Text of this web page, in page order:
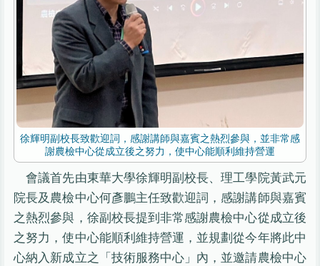
徐輝明副校長致歡迎詞，感謝講師與嘉賓之熱烈參與，並非常感
謝農檢中心從成立後之努力，使中心能順利維持營運
會議首先由東華大學徐輝明副校長、理工學院黃武元
院長及農檢中心何彥鵬主任致歡迎詞，感謝講師與嘉賓
之熱烈參與，徐副校長提到非常感謝農檢中心從成立後
之努力，使中心能順利維持營運，並規劃從今年將此中
心納入新成立之「技術服務中心」內，並邀請農檢中心